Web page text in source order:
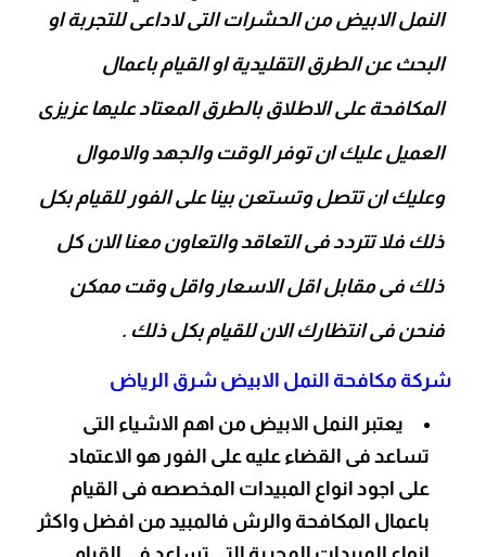
النمل الابيض من الحشرات التى لاداعى للتجربة او
البحث عن الطرق التقليدية او القيام باعمال
المكافحة على الاطلاق بالطرق المعتاد عليها عزيزى
العميل عليك ان توفر الوقت والجهد والاموال
وعليك ان تتصل وتستعن بينا على الفور للقيام بكل
ذلك فلا تتردد فى التعاقد والتعاون معنا الان كل
ذلك فى مقابل اقل الاسعار واقل وقت ممكن
فنحن فى انتظارك الان للقيام بكل ذلك .
شركة مكافحة النمل الابيض شرق الرياض
يعتبر النمل الابيض من اهم الاشياء التى
تساعد فى القضاء عليه على الفور هو الاعتماد
على اجود انواع المبيدات المخصصه فى القيام
باعمال المكافحة والرش فالمبيد من افضل واكثر